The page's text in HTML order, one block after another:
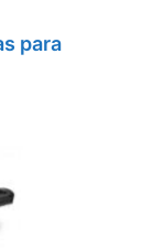
para